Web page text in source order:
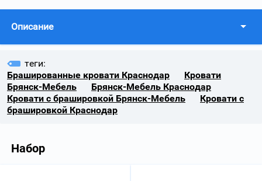
Описание
теги:
Брашированные кровати Краснодар
Кровати
Брянск-Мебель
Брянск-Мебель Краснодар
Кровати с брашировкой Брянск-Мебель
Кровати с
брашировкой Краснодар
Набор